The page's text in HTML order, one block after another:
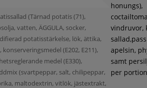
(Tärnad potatis (71),
vatten, ÄGGULA, socker,
potatisstärkelse, lök, ättika,
konserveringsmedel (E202, E211),
medel (E330),
(svartpeppar, salt, chilipeppar,
maltodextrin, vitlök, jästextrakt,
honungs),
vindruvor,
apelsin,
samt
per